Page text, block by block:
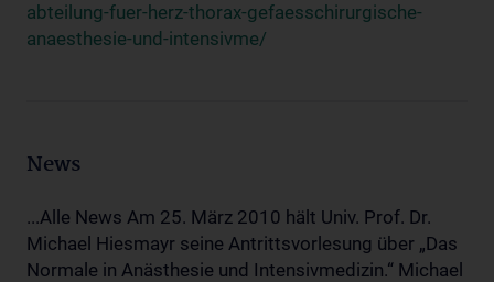
abteilung-fuer-herz-thorax-gefaesschirurgische-
anaesthesie-und-intensivme/
News
...Alle News Am 25. März 2010 hält Univ. Prof. Dr.
Michael Hiesmayr seine Antrittsvorlesung über „Das
Normale in Anästhesie und Intensivmedizin.“ Michael